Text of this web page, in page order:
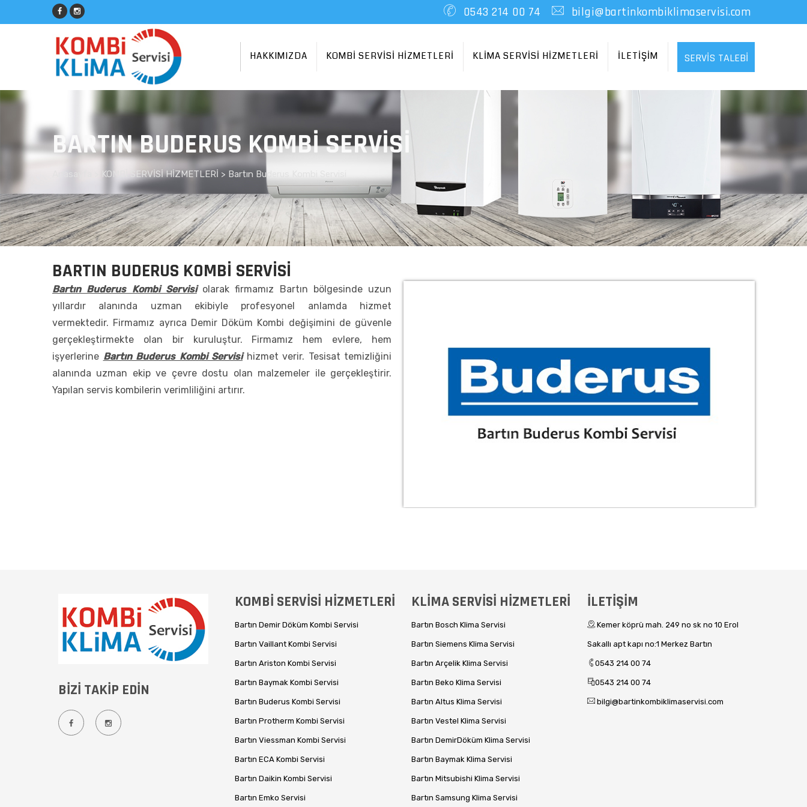
0543 214 00 74 bilgi@bartinkombiklimaservisi.com
SERVİS TALEBİ
HAKKIMIZDA KOMBİ SERVİSİ HİZMETLERİ KLİMA SERVİSİ HİZMETLERİ İLETİŞİM
BARTIN BUDERUS KOMBI SERVISI
KOMBİ SERVİSİ HİZMETLERİ > Bartın Buderus Kombi Servisi
BARTIN BUDERUS KOMBI SERVISI
Bartın Buderus Kombi Servisiolarak firmamız Bartın bölgesinde uzun
yıllardır alanında uzman ekibiyle profesyonel anlamda hizmet
vermektedir. Firmamız ayrıca Demir Döküm Kombi değişimini de güvenle
gerçekleştirmekte olan bir kuruluştur. Firmamız hem evlere, hem
işyerlerine Bartın Buderus Kombi Servisihizmet verir. Tesisat temizliğini
alanında uzman ekip ve çevre dostu olan malzemeler ile gerçekleştirir.
Yapılan servis kombilerin verimliliğini artırır.
BİZİ TAKİP EDİN
KOMBİ SERVİSİ HİZMETLERİ
Bartın Demir Döküm Kombi Servisi
Bartın Vaillant Kombi Servisi
Bartın Ariston Kombi Servisi
Bartın Baymak Kombi Servisi
Bartın Buderus Kombi Servisi
Bartın Protherm Kombi Servisi
Bartın Viessman Kombi Servisi
Bartın ECA Kombi Servisi
Bartın Daikin Kombi Servisi
Bartın Emko Servisi
KLİMA SERVİSİ HİZMETLERİ
Bartın Bosch Klima Servisi
Bartın Siemens Klima Servisi
Bartın Arçelik Klima Servisi
Bartın Beko Klima Servisi
Bartın Altus Klima Servisi
Bartın Vestel Klima Servisi
Bartın DemirDöküm Klima Servisi
Bartın Baymak Klima Servisi
Bartın Mitsubishi Klima Servisi
Bartın Samsung Klima Servisi
İLETİŞİM
Kemer köprü mah. 249 no sk no 10 Erol
Sakallı apt kapı no:1 Merkez Bartın
0543 214 00 74
0543 214 00 74
bilgi@bartinkombiklimaservisi.com